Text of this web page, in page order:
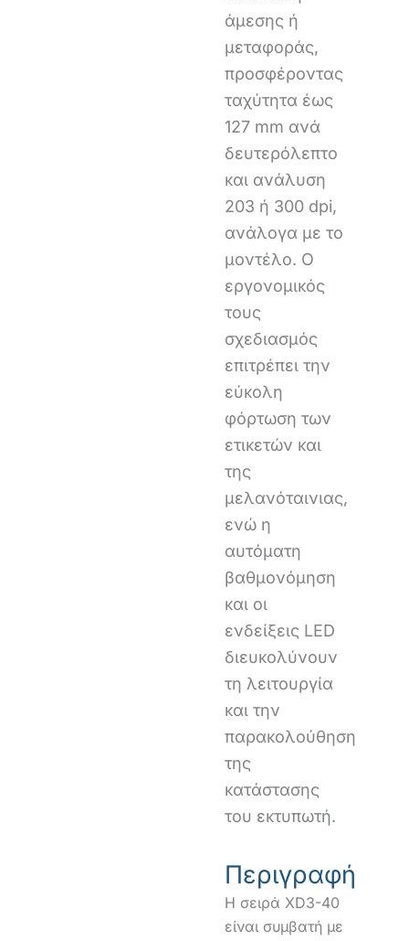
άμεσης ή
μεταφοράς,
προσφέροντας
ταχύτητα έως
127 mm ανά
δευτερόλεπτο
και ανάλυση
203 ή 300 dpi,
ανάλογα με το
μοντέλο. Ο
εργονομικός
τους
σχεδιασμός
επιτρέπει την
εύκολη
φόρτωση των
ετικετών και
της
μελανόταινιας,
ενώ η
αυτόματη
βαθμονόμηση
και οι
ενδείξεις LED
διευκολύνουν
τη λειτουργία
και την
παρακολούθηση
της
κατάστασης
του εκτυπωτή.
Περιγραφή
Η σειρά XD3-40
είναι συμβατή με